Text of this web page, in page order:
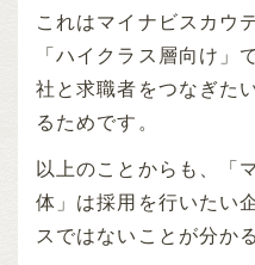
これはマイナビスカウ
「ハイクラス層向け」
社と求職者をつなぎた
るためです。
以上のことからも、「
体」は採用を行いたい
スではないことが分か